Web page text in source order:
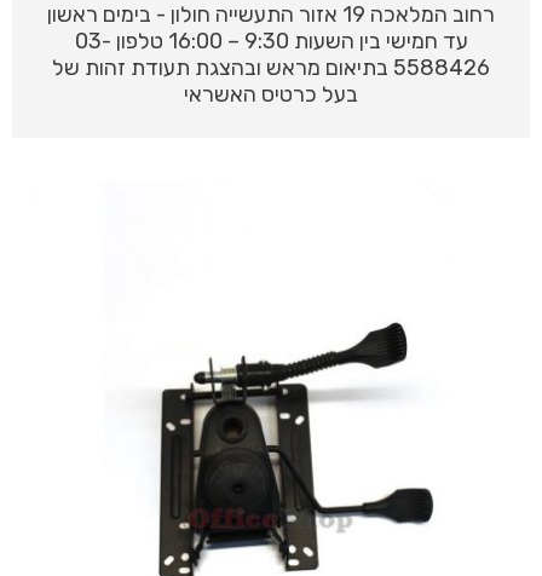
רחוב המלאכה 19 אזור התעשייה חולון - בימים ראשון
עד חמישי בין השעות 9:30 – 16:00 טלפון 03-
5588426 בתיאום מראש ובהצגת תעודת זהות של
בעל כרטיס האשראי